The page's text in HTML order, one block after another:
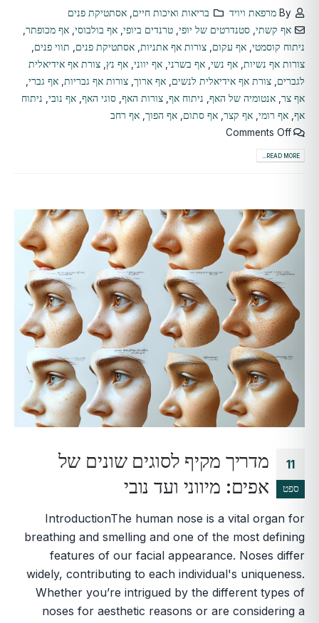
By מרפאת ויויד בריאות ואיכות חיים אסתטיקת פנים
אף קשתי ,סטנדרטים של יופי ,טרנדים ביופי ,אף בולבוסי ,אף מכופתר
ניתוח קוסמטי אף עקום צורות אף אתניות אסתטיקת פנים תווי פנים
צורות אף נשיות אף נשי אף בשרני אף יווני אף נץ צורת אף אידיאלית
לגברים צורת אף אידיאלית לנשים אף ארוך צורות אף גבריות אף גברי
אף צר אנטומיה של האף ניתוח אף צורות האף סוגי האף אף נובי ניתוח
אף אף רומי אף קצר אף סתום אף הפוך אף רחב
Comments Off
READ MORE...
11
ספט
מדריך מקיף לסוגים שונים של
אפים: מיווני ועד נובי
IntroductionThe human nose is a vital organ for
breathing and smelling and one of the most defining
features of our facial appearance. Noses differ
widely, contributing to each individual's uniqueness.
Whether you’re intrigued by the different types of
noses for aesthetic reasons or are considering a